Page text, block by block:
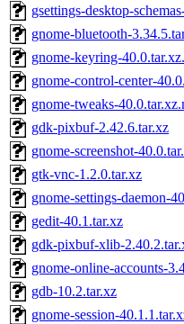
gsettings-desktop-
gnome-bluetooth-
gnome-keyring-
gnome-control-center-
gnome-tweaks-
gdk-pixbuf-2.42.6.tar.xz
gnome-screenshot-
gtk-vnc-1.2.0.tar.xz
gnome-settings-daemon-
gedit-40.1.tar.xz
gdk-pixbuf-xlib-
gnome-online-accounts-
gdb-10.2.tar.xz
gnome-session-